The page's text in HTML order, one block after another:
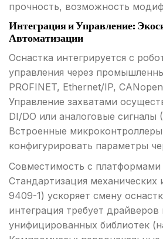
прочность, возможность
Интеграция и Управление:
Автоматизации
Оснастка интегрируется с
управления через
PROFINET, Ethernet/IP,
Управление захватами
DI/DO или аналоговые
Встроенные
конфигурировать параметры
Совместимость с
Стандартизация механических
9409-1) ускоряет смену
интеграция требует драйверов
унифицированных библиотек